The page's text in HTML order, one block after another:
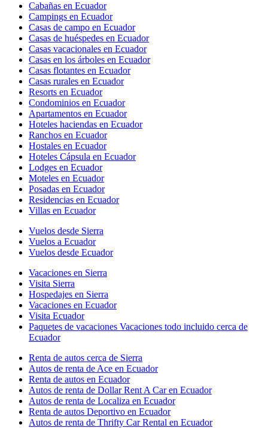
Cabañas en Ecuador
Campings en Ecuador
Casas de campo en Ecuador
Casas de huéspedes en Ecuador
Casas vacacionales en Ecuador
Casas en los árboles en Ecuador
Casas flotantes en Ecuador
Casas rurales en Ecuador
Resorts en Ecuador
Condominios en Ecuador
Apartamentos en Ecuador
Hoteles haciendas en Ecuador
Ranchos en Ecuador
Hostales en Ecuador
Hoteles Cápsula en Ecuador
Lodges en Ecuador
Moteles en Ecuador
Posadas en Ecuador
Residencias en Ecuador
Villas en Ecuador
Vuelos desde Sierra
Vuelos a Ecuador
Vuelos desde Ecuador
Vacaciones en Sierra
Visita Sierra
Hospedajes en Sierra
Vacaciones en Ecuador
Visita Ecuador
Paquetes de vacaciones Vacaciones todo incluido cerca de
Ecuador
Renta de autos cerca de Sierra
Autos de renta de Ace en Ecuador
Renta de autos en Ecuador
Autos de renta de Dollar Rent A Car en Ecuador
Autos de renta de Localiza en Ecuador
Renta de autos Deportivo en Ecuador
Autos de renta de Thrifty Car Rental en Ecuador